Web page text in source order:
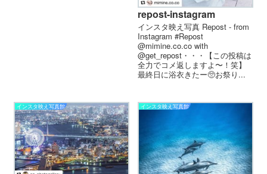
repost-instagram
インスタ映え写真 Repost - from
Instagram #Repost
@mimine.co.co with
@get_repost・・・【この投稿は
全力でコメ返しますよ〜！笑】
最終日に浴衣きたー🥺お祭り...
インスタ映え写真館 インスタ映え写真館